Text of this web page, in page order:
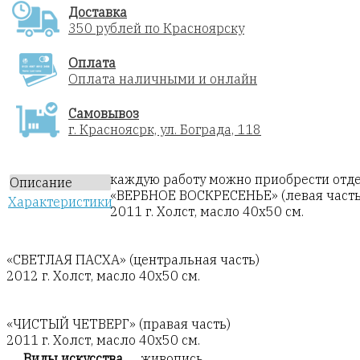
Доставка
350 рублей по Красноярску
Оплата
Оплата наличными и онлайн
Самовывоз
г. Красноясрк, ул. Бограда, 118
Описание
Характеристики
каждую работу можно приобрести
«ВЕРБНОЕ ВОСКРЕСЕНЬЕ» (левая
2011 г. Холст, масло 40х50 см.
«СВЕТЛАЯ ПАСХА» (центральная часть)
2012 г. Холст, масло 40х50 см.
«ЧИСТЫЙ ЧЕТВЕРГ» (правая часть)
2011 г. Холст, масло 40х50 см.